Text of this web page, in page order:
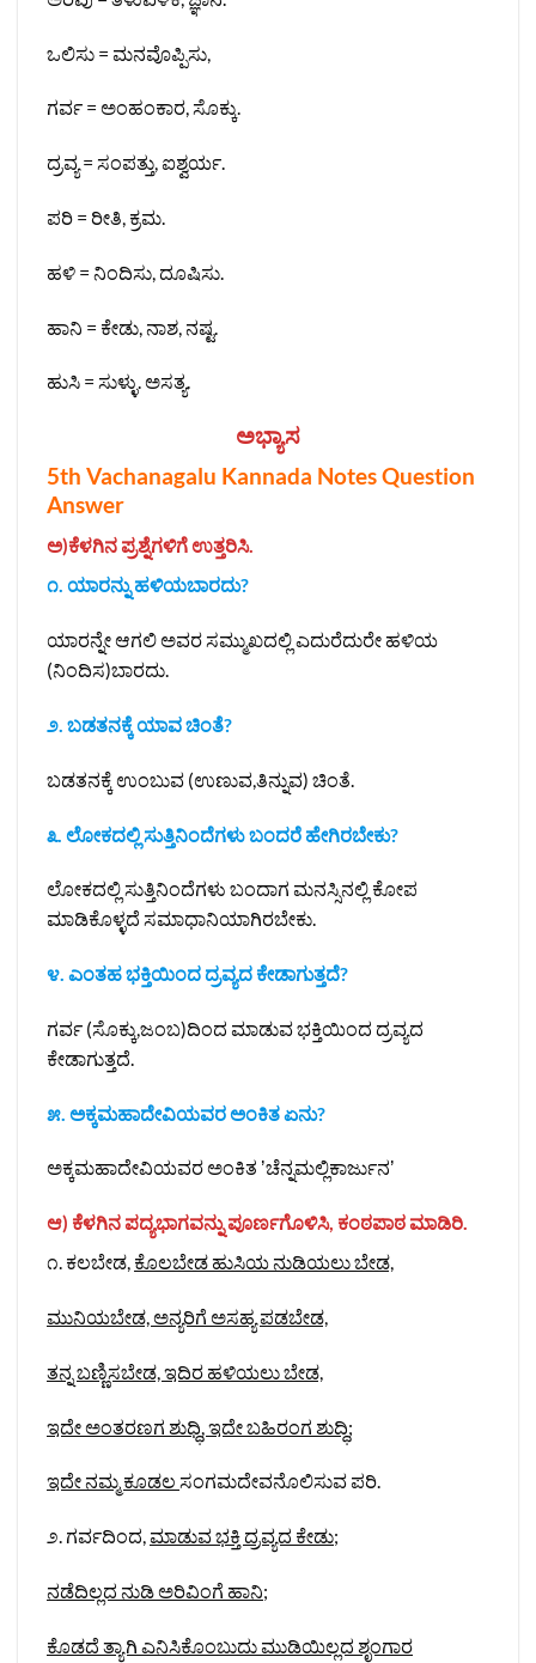
ಒಲಿಸು = ಮನವೊಪ್ಪಿಸು,
ಗರ್ವ = ಅಂಹಂಕಾರ, ಸೊಕ್ಕು.
ದ್ರವ್ಯ = ಸಂಪತ್ತು, ಐಶ್ವರ್ಯ.
ಪರಿ = ರೀತಿ, ಕ್ರಮ.
ಹಳಿ = ನಿಂದಿಸು, ದೂಷಿಸು.
ಹಾನಿ = ಕೇಡು, ನಾಶ, ನಷ್ಟ.
ಹುಸಿ = ಸುಳ್ಳು. ಅಸತ್ಯ.
ಅಭ್ಯಾಸ
5th Vachanagalu Kannada Notes Question
Answer
ಅ)ಕೆಳಗಿನ ಪ್ರಶ್ನೆಗಳಿಗೆ ಉತ್ತರಿಸಿ.
೧. ಯಾರನ್ನು ಹಳಿಯಬಾರದು?
ಯಾರನ್ನೇ ಆಗಲಿ ಅವರ ಸಮ್ಮುಖದಲ್ಲಿ ಎದುರೆದುರೇ ಹಳಿಯ
(ನಿಂದಿಸ)ಬಾರದು.
೨. ಬಡತನಕ್ಕೆ ಯಾವ ಚಿಂತೆ?
ಬಡತನಕ್ಕೆ ಉಂಬುವ (ಉಣುವ,ತಿನ್ನುವ) ಚಿಂತೆ.
೩. ಲೋಕದಲ್ಲಿ ಸುತ್ತಿನಿಂದೆಗಳು ಬಂದರೆ ಹೇಗಿರಬೇಕು?
ಲೋಕದಲ್ಲಿ ಸುತ್ತಿನಿಂದೆಗಳು ಬಂದಾಗ ಮನಸ್ಸಿನಲ್ಲಿ ಕೋಪ
ಮಾಡಿಕೊಳ್ಳದೆ ಸಮಾಧಾನಿಯಾಗಿರಬೇಕು.
೪. ಎಂತಹ ಭಕ್ತಿಯಿಂದ ದ್ರವ್ಯದ ಕೇಡಾಗುತ್ತದೆ?
ಗರ್ವ (ಸೊಕ್ಕು,ಜಂಬ)ದಿಂದ ಮಾಡುವ ಭಕ್ತಿಯಿಂದ ದ್ರವ್ಯದ
ಕೇಡಾಗುತ್ತದೆ.
೫. ಅಕ್ಕಮಹಾದೇವಿಯವರ ಅಂಕಿತ ಏನು?
ಅಕ್ಕಮಹಾದೇವಿಯವರ ಅಂಕಿತ ʼಚೆನ್ನಮಲ್ಲಿಕಾರ್ಜುನʼ
ಆ) ಕೆಳಗಿನ ಪದ್ಯಭಾಗವನ್ನು ಪೂರ್ಣಗೊಳಿಸಿ, ಕಂಠಪಾಠ ಮಾಡಿರಿ.
೧. ಕಲಬೇಡ, ಕೊಲಬೇಡ ಹುಸಿಯ ನುಡಿಯಲು ಬೇಡ,
ಮುನಿಯಬೇಡ, ಅನ್ಯರಿಗೆ ಅಸಹ್ಯ ಪಡಬೇಡ,
ತನ್ನ ಬಣ್ಣಿಸಬೇಡ, ಇದಿರ ಹಳಿಯಲು ಬೇಡ,
ಇದೇ ಅಂತರಣಗ ಶುಧ್ಧಿ, ಇದೇ ಬಹಿರಂಗ ಶುದ್ಧಿ;
ಇದೇ ನಮ್ಮ ಕೂಡಲ ಸಂಗಮದೇವನೊಲಿಸುವ ಪರಿ.
೨. ಗರ್ವದಿಂದ,ಮಾಡುವ ಭಕ್ತಿ ದ್ರವ್ಯದ ಕೇಡು;
ನಡೆದಿಲ್ಲದ ನುಡಿ ಅರಿವಿಂಗೆ ಹಾನಿ;
ಕೊಡದೆ ತ್ಯಾಗಿ ಎನಿಸಿಕೊಂಬುದು ಮುಡಿಯಿಲ್ಲದ ಶೃಂಗಾರ